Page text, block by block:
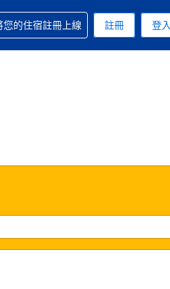
使用的幣別為美元
. 您目前所選的語言是繁體中文
單相關協助
您的住宿註冊上線 註冊 登入